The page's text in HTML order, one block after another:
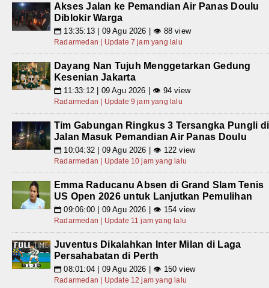
Akses Jalan ke Pemandian Air Panas Doulu
Diblokir Warga
📅 13:35:13 | 09 Agu 2026 | 👁 88 view
Radarmedan | Update 7 jam yang lalu
Dayang Nan Tujuh Menggetarkan Gedung
Kesenian Jakarta
📅 11:33:12 | 09 Agu 2026 | 👁 94 view
Radarmedan | Update 9 jam yang lalu
Tim Gabungan Ringkus 3 Tersangka Pungli di
Jalan Masuk Pemandian Air Panas Doulu
📅 10:04:32 | 09 Agu 2026 | 👁 122 view
Radarmedan | Update 10 jam yang lalu
Emma Raducanu Absen di Grand Slam Tenis
US Open 2026 untuk Lanjutkan Pemulihan
📅 09:06:00 | 09 Agu 2026 | 👁 154 view
Radarmedan | Update 11 jam yang lalu
Juventus Dikalahkan Inter Milan di Laga
Persahabatan di Perth
📅 08:01:04 | 09 Agu 2026 | 👁 150 view
Radarmedan | Update 12 jam yang lalu